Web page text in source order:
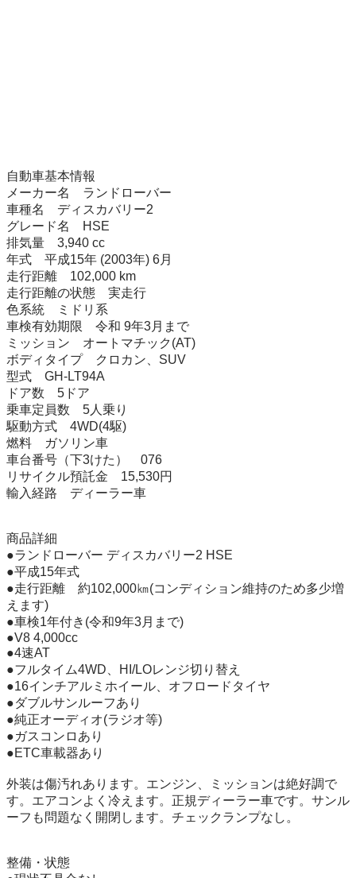
自動車基本情報
メーカー名　ランドローバー
車種名　ディスカバリー2
グレード名　HSE
排気量　3,940 cc
年式　平成15年 (2003年) 6月
走行距離　102,000 km
走行距離の状態　実走行
色系統　ミドリ系
車検有効期限　令和 9年3月まで
ミッション　オートマチック(AT)
ボディタイプ　クロカン、SUV
型式　GH-LT94A
ドア数　5ドア
乗車定員数　5人乗り
駆動方式　4WD(4駆)
燃料　ガソリン車
車台番号（下3けた）　076
リサイクル預託金　15,530円
輸入経路　ディーラー車
商品詳細
●ランドローバー ディスカバリー2 HSE
●平成15年式
●走行距離　約102,000㎞(コンディション維持のため多少増
えます)
●車検1年付き(令和9年3月まで)
●V8 4,000cc
●4速AT
●フルタイム4WD、HI/LOレンジ切り替え
●16インチアルミホイール、オフロードタイヤ
●ダブルサンルーフあり
●純正オーディオ(ラジオ等)
●ガスコンロあり
●ETC車載器あり
外装は傷汚れあります。エンジン、ミッションは絶好調で
す。エアコンよく冷えます。正規ディーラー車です。サンル
ーフも問題なく開閉します。チェックランプなし。
整備・状態